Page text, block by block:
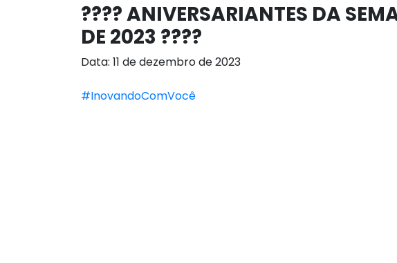
???? ANIVERSARIANTES DA
DE 2023 ????
Data: 11 de dezembro de 2023
#InovandoComVocê